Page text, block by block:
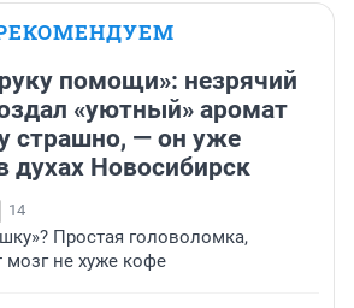
помощи»: незрячий
«уютный» аромат
страшно, — он уже
духах Новосибирск
14
Простая головоломка,
мозг не хуже кофе